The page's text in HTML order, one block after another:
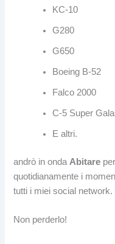
KC-10
G280
G650
Boeing B-52
Falco 2000
C-5 Super
E altri.
andrò in onda Abitare
quotidianamente i
tutti i miei social network.
Non perderlo!